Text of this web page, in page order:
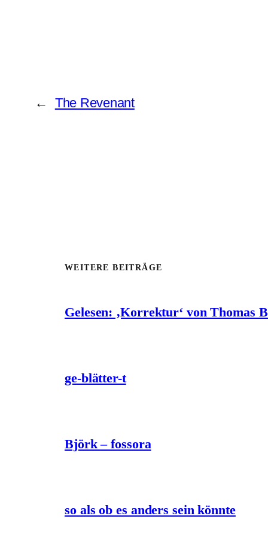
← The Revenant
WEITERE BEITRÄGE
Gelesen: ‚Korrektur‘ von Thomas
ge-blätter-t
Björk – fossora
so als ob es anders sein könnte